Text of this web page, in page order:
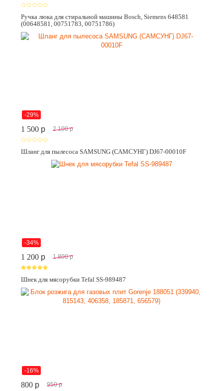
Ручка люка для стиральной машины Bosch, Siemens 648581
(00648581, 00751783, 00751786)
-29%
1 500 p 2 100 p
Шланг для пылесоса SAMSUNG (САМСУНГ) DJ67-00010F
-34%
1 200 p 1 800 p
Шнек для мясорубки Tefal SS-989487
-16%
800 p 950 p